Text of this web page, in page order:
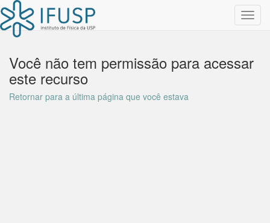
Você não tem permissão para acessar
este recurso
Retornar para a última página que você estava